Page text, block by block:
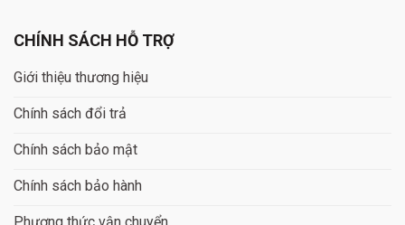
CHÍNH SÁCH HỖ TRỢ
Giới thiệu thương hiệu
Chính sách đổi trả
Chính sách bảo mật
Chính sách bảo hành